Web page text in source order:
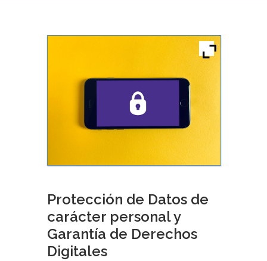
Protección de Datos de
carácter personal y
Garantía de Derechos
Digitales